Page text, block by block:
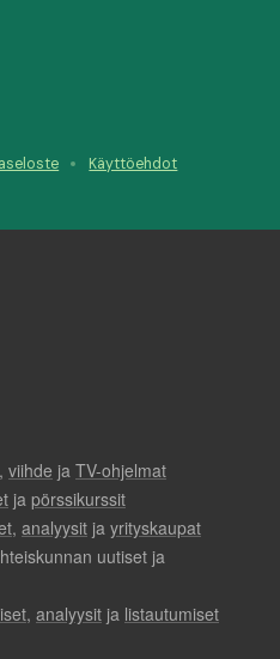
Käyttöehdot